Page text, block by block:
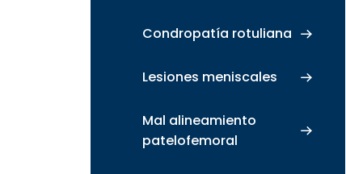
Condropatía rotuliana
Lesiones meniscales
Mal alineamiento
patelofemoral